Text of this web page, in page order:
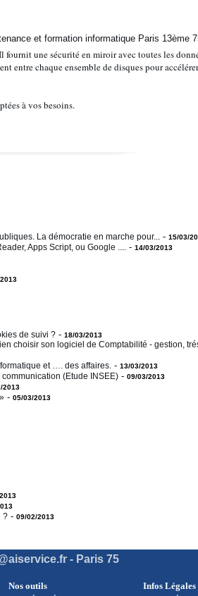
une sécurité en miroir avec toutes les
entre chaque ensemble de disques pour
à vos besoins.
La démocratie en marche pour... - 15/03/
Apps Script, ou Google .... - 14/03/2013
de suivi ? - 18/03/2013
choisir son logiciel de Comptabilité - gestion,
et …. des affaires. - 13/03/2013
(Etude INSEE) - 09/03/2013
2013
- 05/03/2013
? - 09/02/2013
- Paris 75
Nos outils Infos Légales